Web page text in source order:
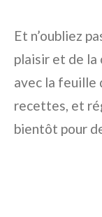
Et n’oubliez
plaisir et de la
avec la feuille
recettes, et
bientôt pour